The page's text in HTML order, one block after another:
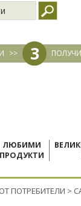
>> 3
ЛЮБИМИ
ПРОДУКТИ
ОТ ПОТРЕБИТЕЛИ >